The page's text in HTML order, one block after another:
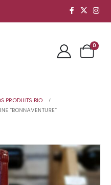
0
PRODUITS BIO
“BONNAVENTURE”